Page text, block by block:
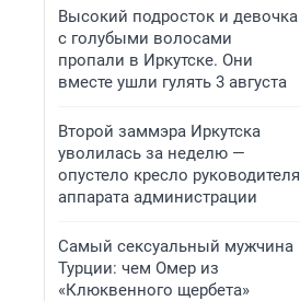
Высокий подросток и девочка
с голубыми волосами
пропали в Иркутске. Они
вместе ушли гулять 3 августа
Второй заммэра Иркутска
уволилась за неделю —
опустело кресло руководителя
аппарата администрации
Самый сексуальный мужчина
Турции: чем Омер из
«Клюквенного щербета»